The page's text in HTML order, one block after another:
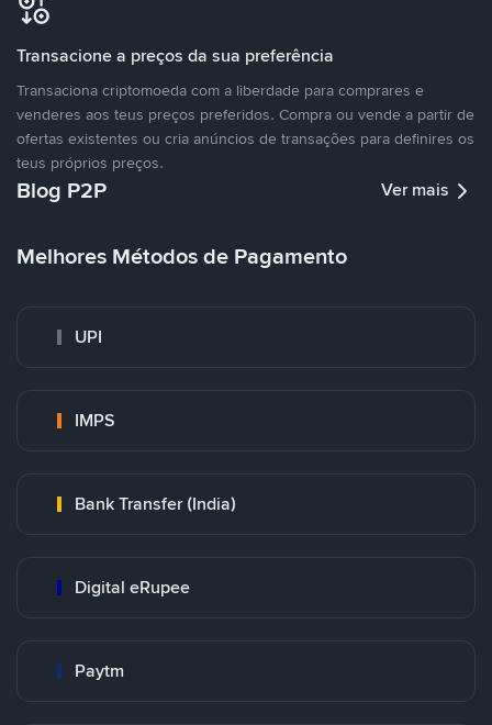
Transacione a preços da sua preferência
Transaciona criptomoeda com a liberdade para comprares e
venderes aos teus preços preferidos. Compra ou vende a partir de
ofertas existentes ou cria anúncios de transações para definires os
teus próprios preços.
Blog P2P Ver mais
Melhores Métodos de Pagamento
UPI
IMPS
Bank Transfer (India)
Digital eRupee
Paytm